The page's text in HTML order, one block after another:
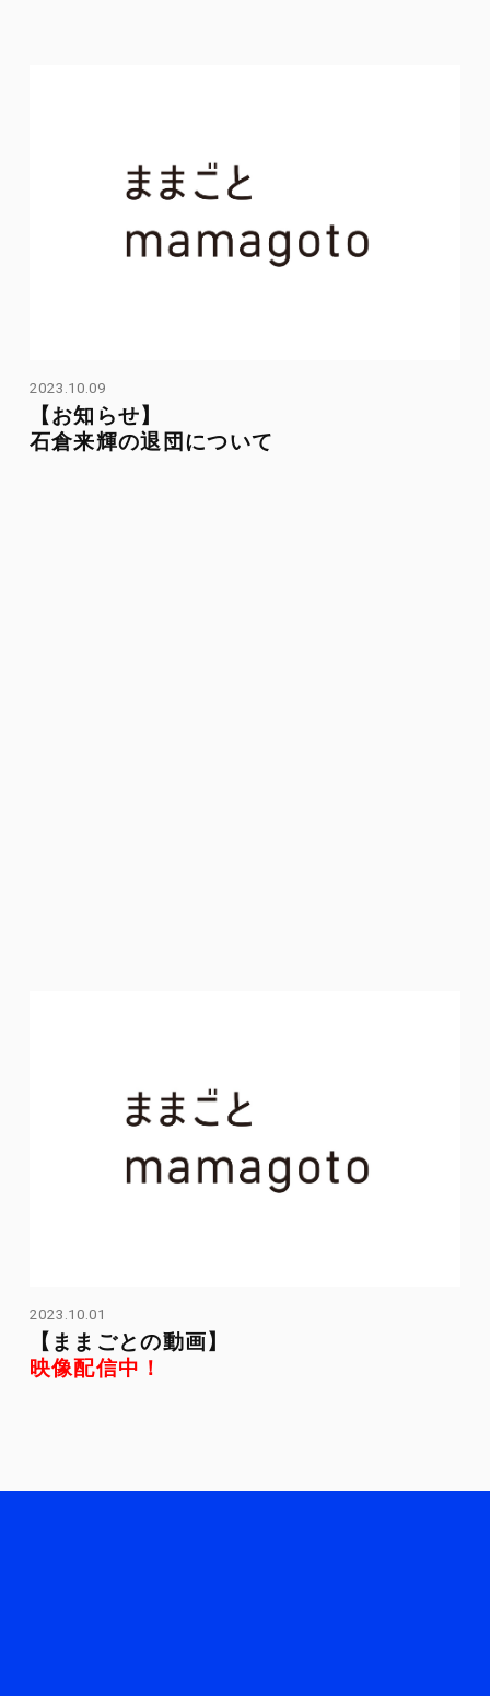
2023.10.09
【お知らせ】
石倉来輝の退団について
2023.10.01
【ままごとの動画】
映像配信中！